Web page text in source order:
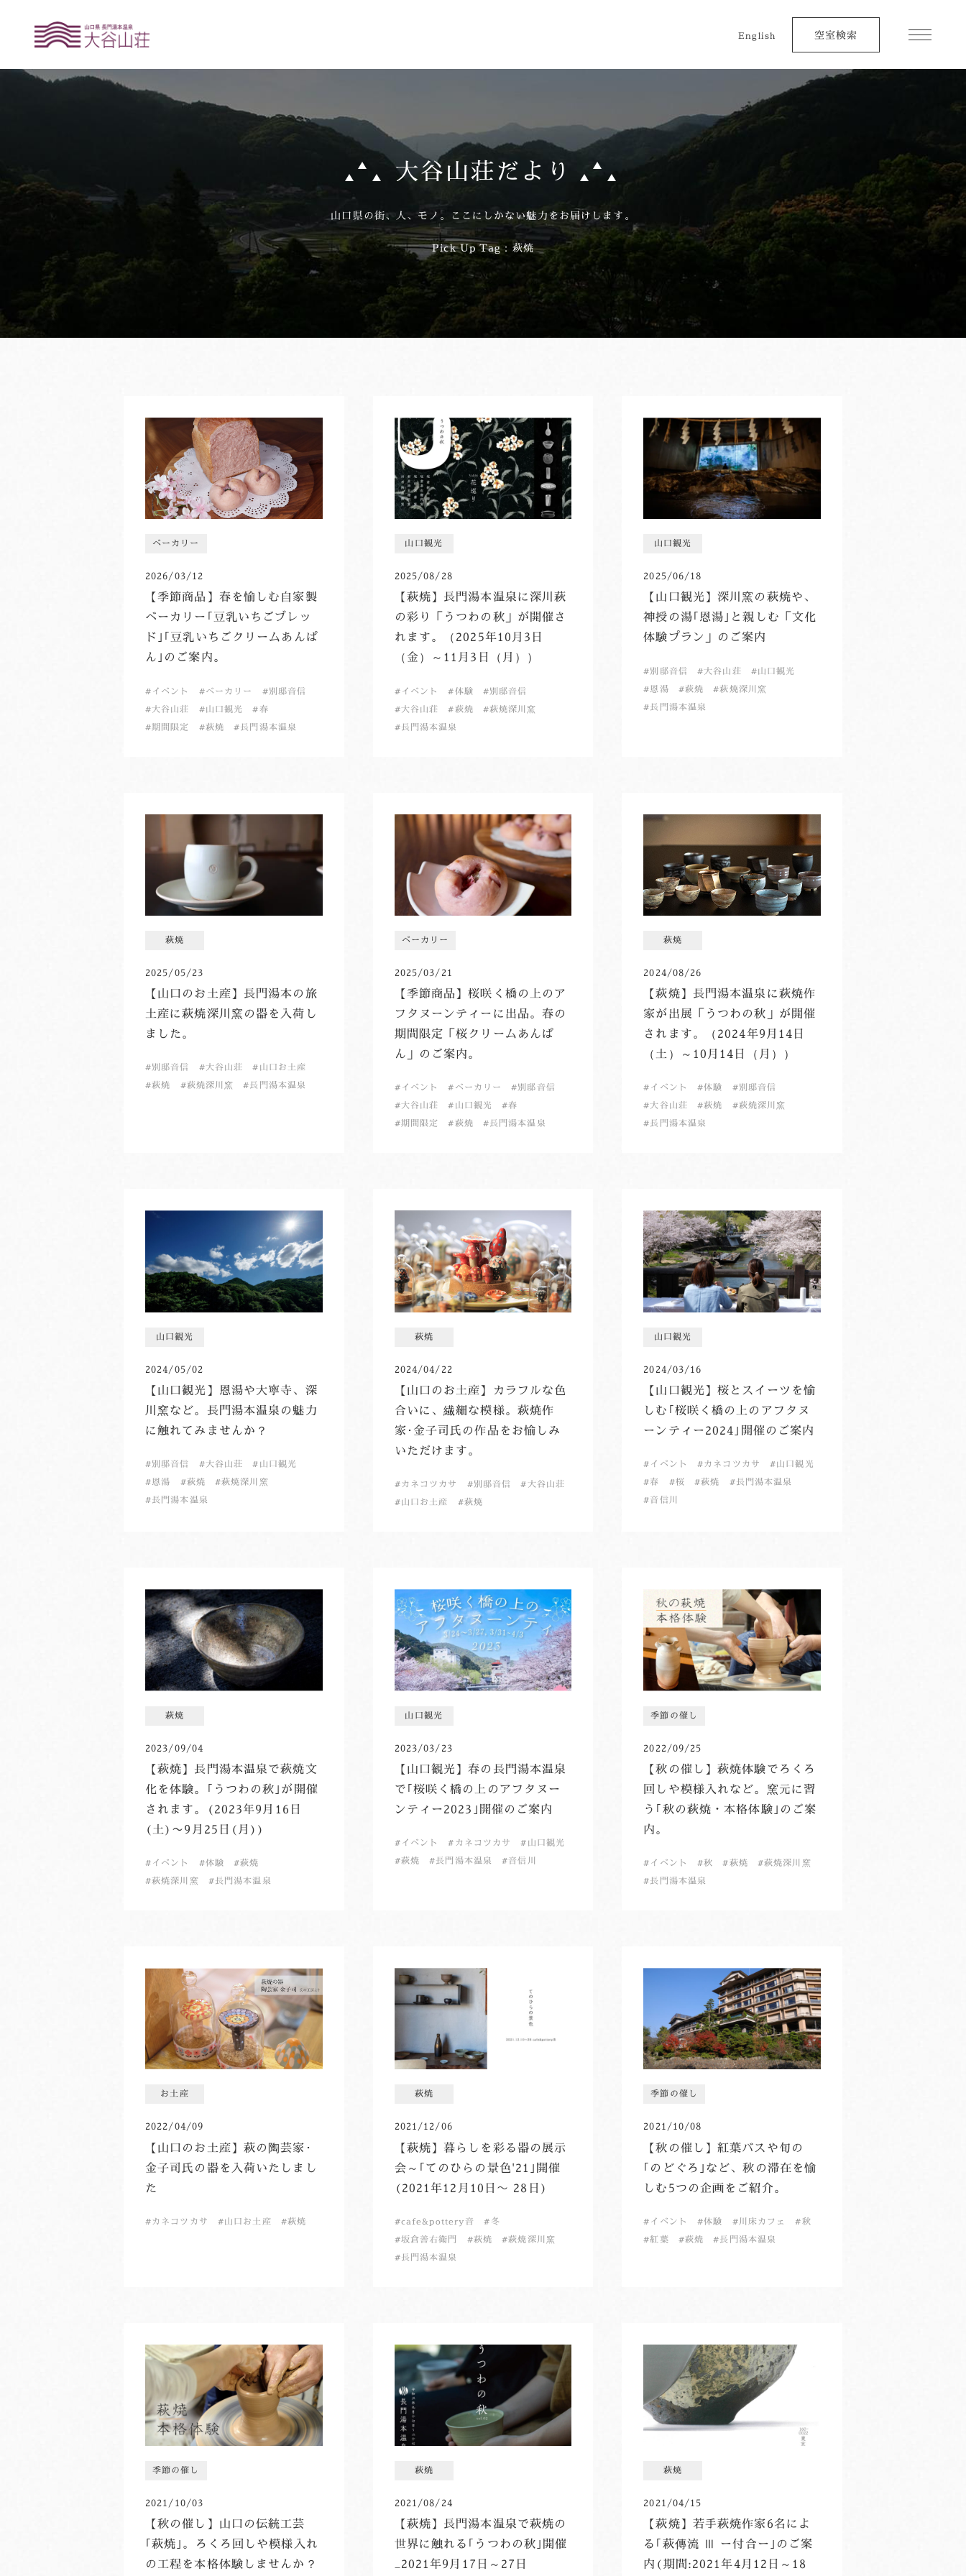
English 空室検索
大谷山荘だより
山口県の街、人、モノ。 ここにしかない魅力をお届けします。
Pick Up Tag：萩焼
ベーカリー
2026/03/12
【季節商品】春を愉しむ自家製
ベーカリー｢豆乳いちごブレッ
ド｣｢豆乳いちごクリームあんぱ
ん｣のご案内。
イベント ベーカリー
別邸音信
大谷山荘
山口観光
春
期間限定
萩焼 長門湯本温泉
山口観光
2025/08/28
【萩焼】長門湯本温泉に深川萩
の彩り「うつわの秋」が開催さ
れます。（2025年10月3日
（金）～11月3日（月））
イベント 体験
別邸音信
大谷山荘
萩焼
萩焼深川窯
長門湯本温泉
山口観光
2025/06/18
【山口観光】深川窯の萩焼や、
神授の湯｢恩湯｣と親しむ「文化
体験プラン」のご案内
別邸音信 大谷山荘
山口観光
恩湯
萩焼
萩焼深川窯
長門湯本温泉
萩焼
2025/05/23
【山口のお土産】長門湯本の旅
土産に萩焼深川窯の器を入荷し
ました。
別邸音信 大谷山荘
山口お土産
萩焼
萩焼深川窯 長門湯本温泉
ベーカリー
2025/03/21
【季節商品】桜咲く橋の上のア
フタヌーンティーに出品。春の
期間限定「桜クリームあんぱ
ん」のご案内。
イベント ベーカリー
別邸音信
大谷山荘
山口観光
春
期間限定
萩焼 長門湯本温泉
萩焼
2024/08/26
【萩焼】長門湯本温泉に萩焼作
家が出展「うつわの秋」が開催
されます。（2024年9月14日
（土）～10月14日（月））
イベント 体験
別邸音信
大谷山荘
萩焼
萩焼深川窯
長門湯本温泉
山口観光
2024/05/02
【山口観光】恩湯や大寧寺、深
川窯など。長門湯本温泉の魅力
に触れてみませんか？
別邸音信 大谷山荘
山口観光
恩湯
萩焼
萩焼深川窯
長門湯本温泉
萩焼
2024/04/22
【山口のお土産】カラフルな色
合いに、繊細な模様。萩焼作
家･金子司氏の作品をお愉しみ
いただけます。
カネコツカサ 別邸音信
大谷山荘
山口お土産
萩焼
山口観光
2024/03/16
【山口観光】桜とスイーツを愉
しむ｢桜咲く橋の上のアフタヌ
ーンティー2024｣開催のご案内
イベント カネコツカサ
山口観光
春
桜 萩焼
長門湯本温泉
音信川
萩焼
2023/09/04
【萩焼】長門湯本温泉で萩焼文
化を体験。｢うつわの秋｣が開催
されます。(2023年9月16日
(土)〜9月25日(月))
イベント 体験
萩焼
萩焼深川窯
長門湯本温泉
山口観光
2023/03/23
【山口観光】春の長門湯本温泉
で｢桜咲く橋の上のアフタヌー
ンティー2023｣開催のご案内
イベント カネコツカサ
山口観光
萩焼
長門湯本温泉 音信川
季節の催し
2022/09/25
【秋の催し】萩焼体験でろくろ
回しや模様入れなど。窯元に習
う｢秋の萩焼・本格体験｣のご案
内。
イベント 秋 萩焼
萩焼深川窯
長門湯本温泉
お土産
2022/04/09
【山口のお土産】萩の陶芸家･
金子司氏の器を入荷いたしまし
た
カネコツカサ 山口お土産 萩焼
萩焼
2021/12/06
【萩焼】暮らしを彩る器の展示
会～｢てのひらの景色'21｣開催
(2021年12月10日～ 28日)
cafe&pottery音
冬
坂倉善右衛門
萩焼
萩焼深川窯
長門湯本温泉
季節の催し
2021/10/08
【秋の催し】紅葉バスや旬の
｢のどぐろ｣など、秋の滞在を愉
しむ5つの企画をご紹介。
イベント 体験 川床カフェ
秋
紅葉
萩焼 長門湯本温泉
季節の催し
2021/10/03
【秋の催し】山口の伝統工芸
｢萩焼｣。ろくろ回しや模様入れ
の工程を本格体験しませんか？
萩焼
2021/08/24
【萩焼】長門湯本温泉で萩焼の
世界に触れる｢うつわの秋｣開催
_2021年9月17日～27日
萩焼
2021/04/15
【萩焼】若手萩焼作家6名によ
る｢萩傳流 Ⅲ ー付合ー｣のご案
内(期間:2021年4月12日～18